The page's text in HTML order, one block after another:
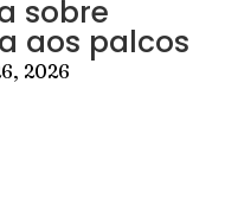
sobre
aos palcos
2026